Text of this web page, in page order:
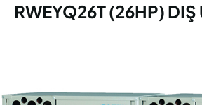
RWEYQ26T (26HP) DIŞ